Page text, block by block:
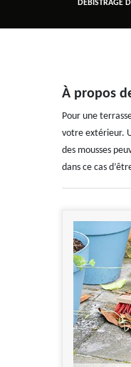
DÉBISTRAGE
À propos
Pour une
votre extérieur.
des mousses
dans ce cas